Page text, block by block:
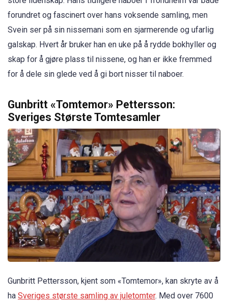
forundret og fascinert over hans voksende samling, men
Svein ser på sin nissemani som en sjarmerende og ufarlig
galskap. Hvert år bruker han en uke på å rydde bokhyller og
skap for å gjøre plass til nissene, og han er ikke fremmed
for å dele sin glede ved å gi bort nisser til naboer.
Gunbritt «Tomtemor» Pettersson:
Sveriges Største Tomtesamler
Gunbritt Pettersson, kjent som «Tomtemor», kan skryte av å
ha Sveriges største samling av juletomter. Med over 7600